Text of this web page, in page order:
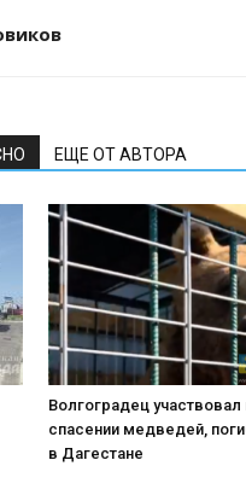
ЕЩЕ ОТ АВТОРА
Волгоградец участвовал
спасении медведей,
в Дагестане